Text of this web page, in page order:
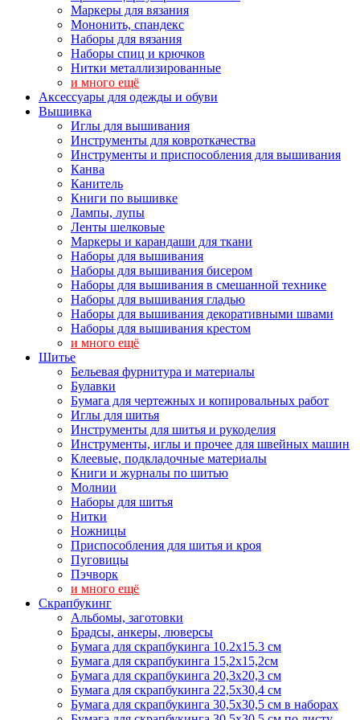
Маркеры для вязания
Мононить, спандекс
Наборы для вязания
Наборы спиц и крючков
Нитки металлизированные
и много ещё
Аксессуары для одежды и обуви
Вышивка
Иглы для вышивания
Инструменты для ковроткачества
Инструменты и приспособления для вышивания
Канва
Канитель
Книги по вышивке
Лампы, лупы
Ленты шелковые
Маркеры и карандаши для ткани
Наборы для вышивания
Наборы для вышивания бисером
Наборы для вышивания в смешанной технике
Наборы для вышивания гладью
Наборы для вышивания декоративными швами
Наборы для вышивания крестом
и много ещё
Шитье
Бельевая фурнитура и материалы
Булавки
Бумага для чертежных и копировальных работ
Иглы для шитья
Инструменты для шитья и рукоделия
Инструменты, иглы и прочее для швейных машин
Клеевые, подкладочные материалы
Книги и журналы по шитью
Молнии
Наборы для шитья
Нитки
Ножницы
Приспособления для шитья и кроя
Пуговицы
Пэчворк
и много ещё
Скрапбукинг
Альбомы, заготовки
Брадсы, анкеры, люверсы
Бумага для скрапбукинга 10.2х15.3 см
Бумага для скрапбукинга 15,2х15,2см
Бумага для скрапбукинга 20,3х20,3 см
Бумага для скрапбукинга 22,5х30,4 см
Бумага для скрапбукинга 30,5х30,5 см в наборах